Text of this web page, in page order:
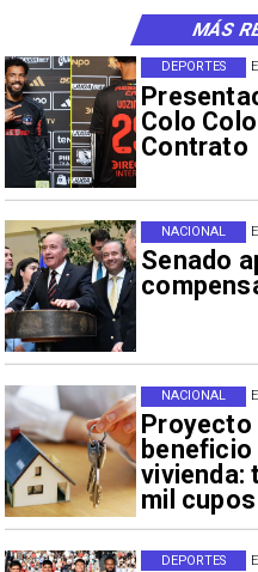
Colo
Contrato
DEPORTES
Senado
NACIONAL
Proyecto
vivienda:
mil cupos
NACIONAL
DEPORTES
MÁS